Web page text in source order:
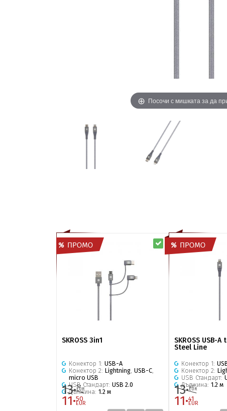
Посочи с мишката за да
SKROSS 3in1
Конектор 1: USB-A
Конектор 2: Lightning USB-C
micro USB
USB Стандарт: USB 2.0
Дължина: 1.2 м
13·52
EUR
11·50
EUR
SKROSS USB-
Steel Line
Конектор 1:
Конектор 2:
USB Стандарт:
Дължина: 1.2 м
13·43
EUR
11·41
EUR